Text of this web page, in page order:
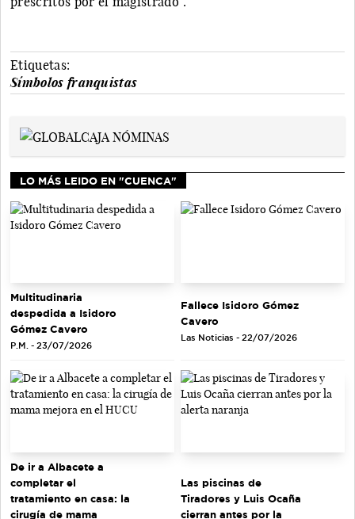
Etiquetas:
Símbolos franquistas
LO MÁS LEIDO EN "CUENCA"
Multitudinaria
despedida a Isidoro
Gómez Cavero
P.M. - 23/07/2026
Fallece Isidoro Gómez
Cavero
Las Noticias - 22/07/2026
De ir a Albacete a
completar el
tratamiento en casa: la
cirugía de mama
Las piscinas de
Tiradores y Luis Ocaña
cierran antes por la